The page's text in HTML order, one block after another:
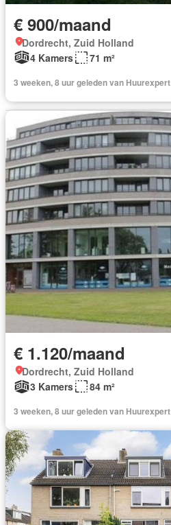
€ 900/maand
Dordrecht, Zuid Holland
4 Kamers
71 m²
3 weeken, 8 uur geleden van Huurexpert
€ 1.120/maand
Dordrecht, Zuid Holland
3 Kamers
84 m²
3 weeken, 8 uur geleden van Huurexpert